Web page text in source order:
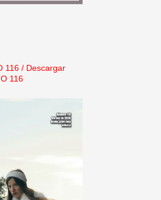
116 / Descargar
116